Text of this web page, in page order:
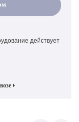
действует